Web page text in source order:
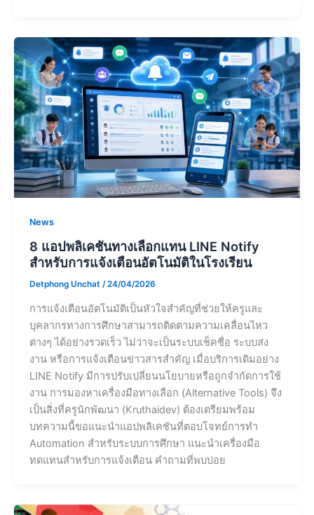
News
8 แอปพลิเคชันทางเลือกแทน LINE Notify
สำหรับการแจ้งเตือนอัตโนมัติในโรงเรียน
Detphong Unchat /24/04/2026
การแจ้งเตือนอัตโนมัติเป็นหัวใจสำคัญที่ช่วยให้ครูและ
บุคลากรทางการศึกษาสามารถติดตามความเคลื่อนไหว
ต่างๆ ได้อย่างรวดเร็ว ไม่ว่าจะเป็นระบบเช็คชื่อ ระบบส่ง
งาน หรือการแจ้งเตือนข่าวสารสำคัญ เมื่อบริการเดิมอย่าง
LINE Notify มีการปรับเปลี่ยนนโยบายหรือถูกจำกัดการใช้
งาน การมองหาเครื่องมือทางเลือก (Alternative Tools) จึง
เป็นสิ่งที่ครูนักพัฒนา (Kruthaidev) ต้องเตรียมพร้อม
บทความนี้ขอแนะนำแอปพลิเคชันที่ตอบโจทย์การทำ
Automation สำหรับระบบการศึกษา แนะนำเครื่องมือ
ทดแทนสำหรับการแจ้งเตือน คำถามที่พบบ่อย